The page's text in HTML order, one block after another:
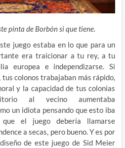
pinta de Borbón si que tiene.
juego estaba en lo que para un
era traicionar a tu rey, a tu
europea e independizarse. Si
colonos trabajaban más rápido,
y la capacidad de tus colonias
al vecino aumentaba
un idiota pensando que esto iba
el juego debería llamarse
a secas, pero bueno. Y es por
de este juego de Sid Meier